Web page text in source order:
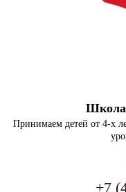
Школа
Принимаем детей от 4-х
+7